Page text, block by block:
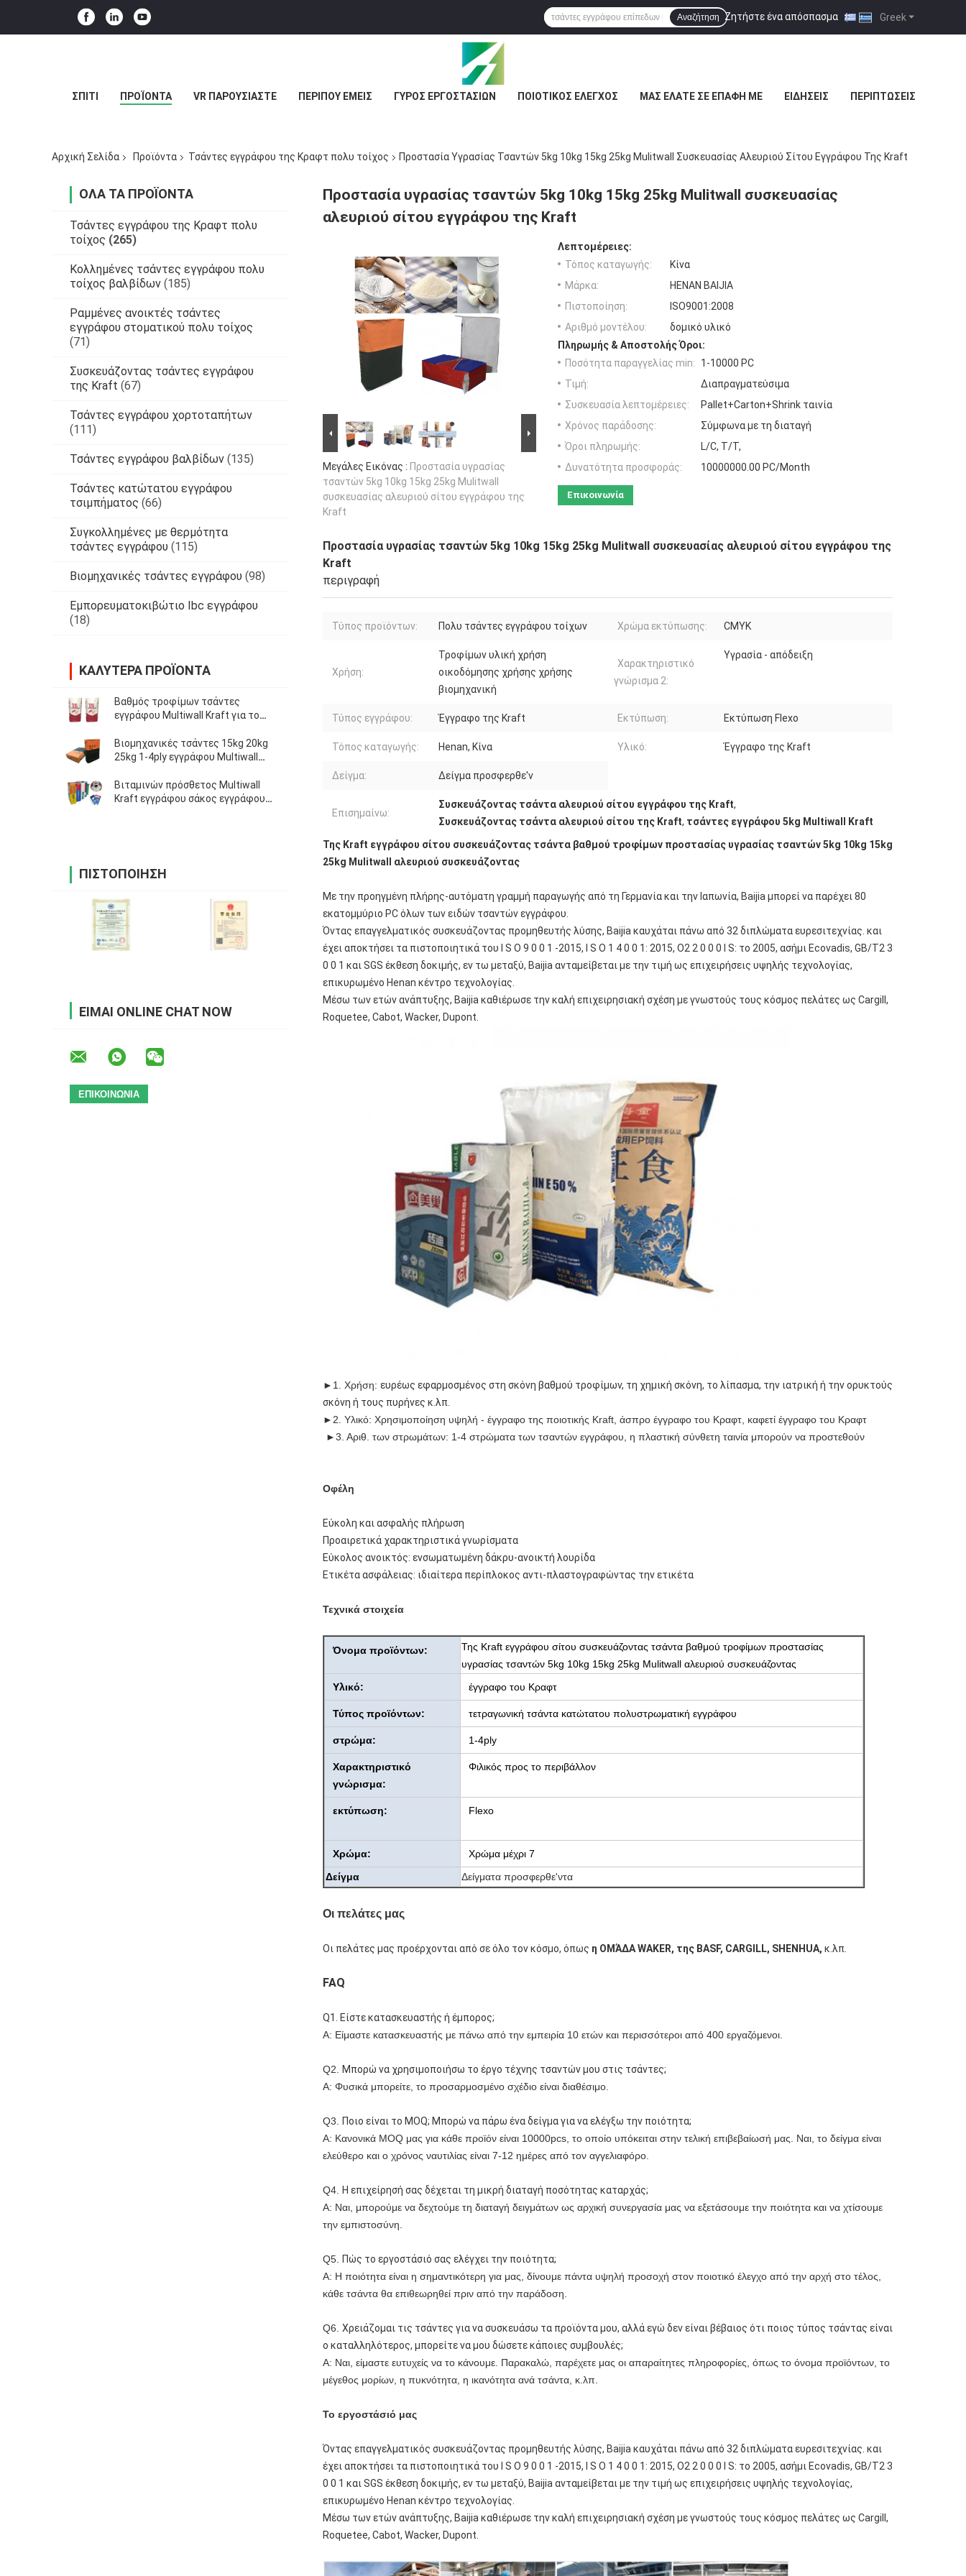
Greek
Ζητήστε ένα απόσπασμα |
Αναζήτηση
ΣΠΊΤΙ ΠΡΟΪΌΝΤΑ VR ΠΑΡΟΥΣΙΆΣΤΕ ΠΕΡΊΠΟΥ ΕΜΕΊΣ ΓΎΡΟΣ ΕΡΓΟΣΤΑΣΊΩΝ ΠΟΙΟΤΙΚΌΣ ΈΛΕΓΧΟΣ ΜΑΣ ΕΛΆΤΕ ΣΕ ΕΠΑΦΉ ΜΕ ΕΙΔΉΣΕΙΣ ΠΕΡΙΠΤΏΣΕΙΣ
Αρχική Σελίδα Προϊόντα Τσάντες εγγράφου της Κραφτ πολυ τοίχος Προστασία Υγρασίας Τσαντών 5kg 10kg 15kg 25kg Mulitwall Συσκευασίας Αλευριού Σίτου Εγγράφου Της Kraft
ΌΛΑ ΤΑ ΠΡΟΪΌΝΤΑ
Τσάντες εγγράφου της Κραφτ πολυ
τοίχος (265)
Κολλημένες τσάντες εγγράφου πολυ
τοίχος βαλβίδων (185)
Ραμμένες ανοικτές τσάντες
εγγράφου στοματικού πολυ τοίχος
(71)
Συσκευάζοντας τσάντες εγγράφου
της Kraft (67)
Τσάντες εγγράφου χορτοταπήτων
(111)
Τσάντες εγγράφου βαλβίδων (135)
Τσάντες κατώτατου εγγράφου
τσιμπήματος (66)
Συγκολλημένες με θερμότητα
τσάντες εγγράφου (115)
Βιομηχανικές τσάντες εγγράφου (98)
Εμπορευματοκιβώτιο Ibc εγγράφου
(18)
ΚΑΛΎΤΕΡΑ ΠΡΟΪΌΝΤΑ
Βαθμός τροφίμων τσάντες
εγγράφου Multiwall Kraft για το
20kg
Βιομηχανικές τσάντες 15kg 20kg
25kg 1-4ply εγγράφου Multiwall
Βιταμινών πρόσθετος Multiwall
Kraft εγγράφου σάκος εγγράφου
ΠΙΣΤΟΠΟΊΗΣΗ
ΕΊΜΑΙ ONLINE CHAT NOW
Προστασία υγρασίας τσαντών 5kg 10kg 15kg 25kg Mulitwall συσκευασίας
αλευριού σίτου εγγράφου της Kraft
Μεγάλες Εικόνας : Προστασία υγρασίας
τσαντών 5kg 10kg 15kg 25kg Mulitwall
συσκευασίας αλευριού σίτου εγγράφου της
Kraft
Λεπτομέρειες:
Τόπος καταγωγής:
Κίνα
Μάρκα:
HENAN BAIJIA
Πιστοποίηση:
ISO9001:2008
Αριθμό μοντέλου:
δομικό υλικό
Πληρωμής & Αποστολής Όροι:
Ποσότητα παραγγελίας min:
1-10000 PC
Τιμή:
Διαπραγματεύσιμα
Συσκευασία λεπτομέρειες:
Pallet+Carton+Shrink ταινία
Χρόνος παράδοσης:
Σύμφωνα με τη διαταγή
Όροι πληρωμής:
L/C, T/T,
Δυνατότητα προσφοράς:
10000000.00 PC/Month
Επικοινωνία
Προστασία υγρασίας τσαντών 5kg 10kg 15kg 25kg Mulitwall συσκευασίας αλευριού σίτου εγγράφου της
Kraft
περιγραφή
Τύπος προϊόντων: Πολυ τσάντες εγγράφου τοίχων Χρώμα εκτύπωσης: CMYK
Χρήση:
Τροφίμων υλική χρήση
οικοδόμησης χρήσης χρήσης
βιομηχανική
Χαρακτηριστικό
γνώρισμα 2:
Υγρασία - απόδειξη
Τύπος εγγράφου: Έγγραφο της Kraft Εκτύπωση: Εκτύπωση Flexo
Τόπος καταγωγής: Henan, Κίνα Υλικό: Έγγραφο της Kraft
Δείγμα: Δείγμα προσφερθε'ν
Επισημαίνω:
Συσκευάζοντας τσάντα αλευριού σίτου εγγράφου της Kraft,
Συσκευάζοντας τσάντα αλευριού σίτου της Kraft, τσάντες εγγράφου 5kg Multiwall Kraft
Της Kraft εγγράφου σίτου συσκευάζοντας τσάντα βαθμού τροφίμων προστασίας υγρασίας τσαντών 5kg 10kg 15kg
25kg Mulitwall αλευριού συσκευάζοντας
Με την προηγμένη πλήρης-αυτόματη γραμμή παραγωγής από τη Γερμανία και την Ιαπωνία, Baijia μπορεί να παρέχει 80
εκατομμύριο PC όλων των ειδών τσαντών εγγράφου.
Όντας επαγγελματικός συσκευάζοντας προμηθευτής λύσης, Baijia καυχάται πάνω από 32 διπλώματα ευρεσιτεχνίας. και
έχει αποκτήσει τα πιστοποιητικά του Ι S Ο 9 0 0 1 -2015, Ι S Ο 1 4 0 0 1: 2015, Ο2 2 0 0 0 Ι S: το 2005, ασήμι Ecovadis, GB/T2 3
0 0 1 και SGS έκθεση δοκιμής, εν τω μεταξύ, Baijia ανταμείβεται με την τιμή ως επιχειρήσεις υψηλής τεχνολογίας,
επικυρωμένο Henan κέντρο τεχνολογίας.
Μέσω των ετών ανάπτυξης, Baijia καθιέρωσε την καλή επιχειρησιακή σχέση με γνωστούς τους κόσμος πελάτες ως Cargill,
Roquetee, Cabot, Wacker, Dupont.
► 1. Χρήση: ευρέως εφαρμοσμένος στη σκόνη βαθμού τροφίμων, τη χημική σκόνη, το λίπασμα, την ιατρική ή την ορυκτούς
σκόνη ή τους πυρήνες κ.λπ.
► 2. Υλικό: Χρησιμοποίηση υψηλή - έγγραφο της ποιοτικής Kraft, άσπρο έγγραφο του Κραφτ, καφετί έγγραφο του Κραφτ
►3. Αριθ. των στρωμάτων: 1-4 στρώματα των τσαντών εγγράφου, η πλαστική σύνθετη ταινία μπορούν να προστεθούν
Οφέλη
Εύκολη και ασφαλής πλήρωση
Προαιρετικά χαρακτηριστικά γνωρίσματα
Εύκολος ανοικτός: ενσωματωμένη δάκρυ-ανοικτή λουρίδα
Ετικέτα ασφάλειας: ιδιαίτερα περίπλοκος αντι-πλαστογραφώντας την ετικέτα
Τεχνικά στοιχεία
Όνομα προϊόντων:
Της Kraft εγγράφου σίτου συσκευάζοντας τσάντα βαθμού τροφίμων προστασίας
υγρασίας τσαντών 5kg 10kg 15kg 25kg Mulitwall αλευριού συσκευάζοντας
Υλικό:
έγγραφο του Κραφτ
Τύπος προϊόντων: τετραγωνική τσάντα κατώτατου πολυστρωματική εγγράφου
στρώμα: 1-4ply
Χαρακτηριστικό
γνώρισμα:
Φιλικός προς το περιβάλλον
εκτύπωση: Flexo
Χρώμα:
Χρώμα μέχρι 7
Δείγμα
Δείγματα προσφερθε'ντα
Οι πελάτες μας
Οι πελάτες μας προέρχονται από σε όλο τον κόσμο, όπως η ΟΜΆΔΑ WAKER, της BASF, CARGILL, SHENHUA, κ.λπ.
FAQ
Q1.
Είστε κατασκευαστής ή έμπορος;
Α: Είμαστε κατασκευαστής με πάνω από την εμπειρία 10 ετών και περισσότεροι από 400 εργαζόμενοι.
Q2.
Μπορώ να χρησιμοποιήσω το έργο τέχνης τσαντών μου στις τσάντες;
Α: Φυσικά μπορείτε, το προσαρμοσμένο σχέδιο είναι διαθέσιμο.
Q3.
Ποιο είναι το MOQ; Μπορώ να πάρω ένα δείγμα για να ελέγξω την ποιότητα;
Α: Κανονικά MOQ μας για κάθε προϊόν είναι 10000pcs, το οποίο υπόκειται στην τελική επιβεβαίωσή μας. Ναι, το δείγμα είναι
ελεύθερο και ο χρόνος ναυτιλίας είναι 7-12 ημέρες από τον αγγελιαφόρο.
Q4.
Η επιχείρησή σας δέχεται τη μικρή διαταγή ποσότητας καταρχάς;
Α: Ναι, μπορούμε να δεχτούμε τη διαταγή δειγμάτων ως αρχική συνεργασία μας να εξετάσουμε την ποιότητα και να χτίσουμε
την εμπιστοσύνη.
Q5.
Πώς το εργοστάσιό σας ελέγχει την ποιότητα;
Α: Η ποιότητα είναι η σημαντικότερη για μας, δίνουμε πάντα υψηλή προσοχή στον ποιοτικό έλεγχο από την αρχή στο τέλος,
κάθε τσάντα θα επιθεωρηθεί πριν από την παράδοση.
Q6. Χρειάζομαι τις τσάντες για να συσκευάσω τα προϊόντα μου, αλλά εγώ δεν είναι βέβαιος ότι ποιος τύπος τσάντας είναι
ο καταλληλότερος, μπορείτε να μου δώσετε κάποιες συμβουλές;
Α: Ναι, είμαστε ευτυχείς να το κάνουμε. Παρακαλώ, παρέχετε μας οι απαραίτητες πληροφορίες, όπως το όνομα προϊόντων, το
μέγεθος μορίων, η πυκνότητα, η ικανότητα ανά τσάντα, κ.λπ.
Το εργοστάσιό μας
Όντας επαγγελματικός συσκευάζοντας προμηθευτής λύσης, Baijia καυχάται πάνω από 32 διπλώματα ευρεσιτεχνίας. και
έχει αποκτήσει τα πιστοποιητικά του Ι S Ο 9 0 0 1 -2015, Ι S Ο 1 4 0 0 1: 2015, Ο2 2 0 0 0 Ι S: το 2005, ασήμι Ecovadis, GB/T2 3
0 0 1 και SGS έκθεση δοκιμής, εν τω μεταξύ, Baijia ανταμείβεται με την τιμή ως επιχειρήσεις υψηλής τεχνολογίας,
επικυρωμένο Henan κέντρο τεχνολογίας.
Μέσω των ετών ανάπτυξης, Baijia καθιέρωσε την καλή επιχειρησιακή σχέση με γνωστούς τους κόσμος πελάτες ως Cargill,
Roquetee, Cabot, Wacker, Dupont.